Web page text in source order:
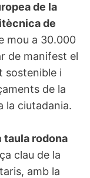
de la
de
mou a 30.000
de manifest el
sostenible i
de la
la ciutadania.
taula rodona
clau de la
amb la